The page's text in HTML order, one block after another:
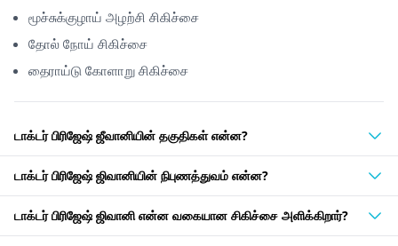
மூச்சுக்குழாய் அழற்சி சிகிச்சை
தோல் நோய் சிகிச்சை
தைராய்டு கோளாறு சிகிச்சை
டாக்டர் பிரிஜேஷ் ஜீவானியின் தகுதிகள் என்ன?
டாக்டர் பிரிஜேஷ் ஜிவானியின் நிபுணத்துவம் என்ன?
டாக்டர் பிரிஜேஷ் ஜிவானி என்ன வகையான சிகிச்சை அளிக்கிறார்?